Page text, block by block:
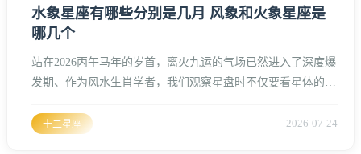
水象星座有哪些分别是几月 风象和火象星座是
哪几个
站在2026丙午马年的岁首，离火九运的气场已然进入了深度爆
发期、作为风水生肖学者，我们观察星盘时不仅要看星体的位
绝对的主导地位，对于水象、风象和火象星座而言，这不仅是
十二星座 2026-07-24